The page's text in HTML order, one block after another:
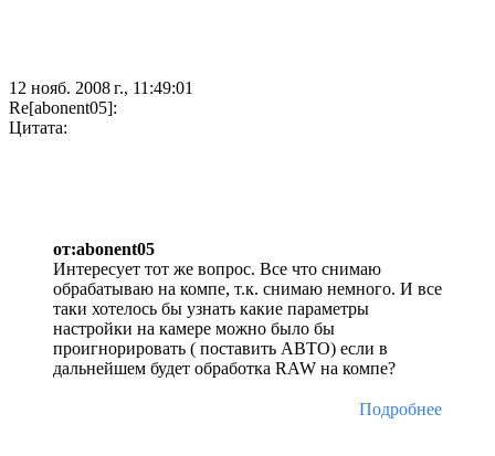
12 нояб. 2008 г., 11:49:01
Re[abonent05]:
Цитата:
от:abonent05
Интересует тот же вопрос. Все что снимаю
обрабатываю на компе, т.к. снимаю немного. И все
таки хотелось бы узнать какие параметры
настройки на камере можно было бы
проигнорировать ( поставить АВТО) если в
дальнейшем будет обработка RAW на компе?
Подробнее